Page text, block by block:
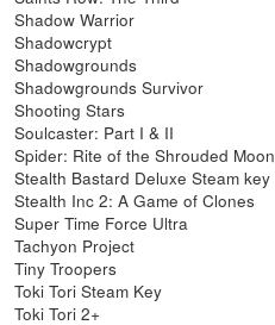
Shadow Warrior
Shadowcrypt
Shadowgrounds
Shadowgrounds Survivor
Shooting Stars
Soulcaster: Part I & II
Spider: Rite of the Shrouded Moon
Stealth Bastard Deluxe Steam key
Stealth Inc 2: A Game of Clones
Super Time Force Ultra
Tachyon Project
Tiny Troopers
Toki Tori Steam Key
Toki Tori 2+